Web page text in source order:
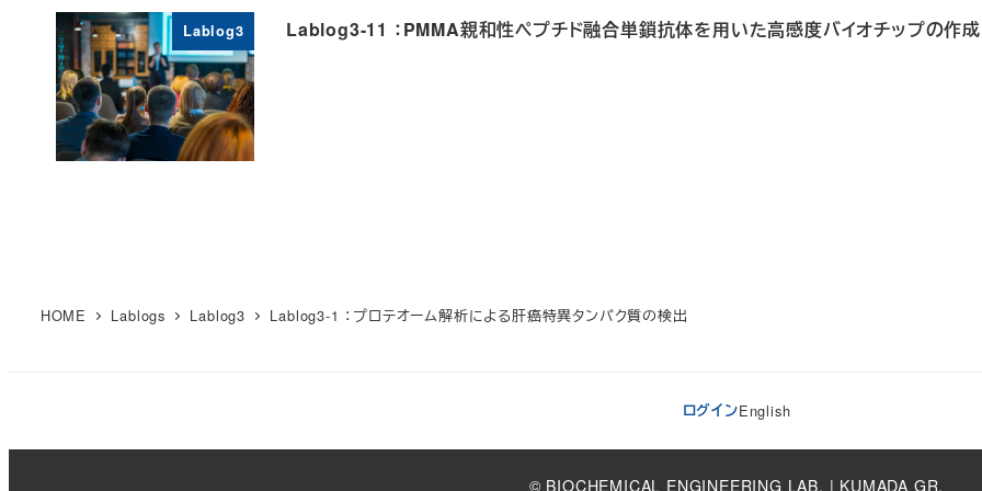
Lablog3 Lablog3-11 ：PMMA親和性ペプチド融合単鎖抗体を用いた高感度バイオチップの作成
HOME Lablogs Lablog3 Lablog3-1 ：プロテオーム解析による肝癌特異タンパク質の検出
ログインEnglish
© BIOCHEMICAL ENGINEERING LAB. | KUMADA GR.